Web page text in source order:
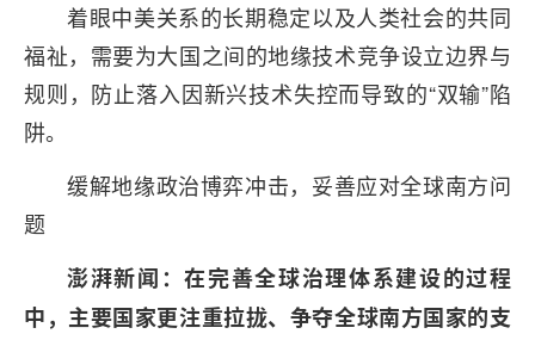
着眼中美关系的长期稳定以及人类社会的共同
福祉，需要为大国之间的地缘技术竞争设立边界与
规则，防止落入因新兴技术失控而导致的“双输”陷
阱。
缓解地缘政治博弈冲击，妥善应对全球南方问
题
澎湃新闻：在完善全球治理体系建设的过程
中，主要国家更注重拉拢、争夺全球南方国家的支